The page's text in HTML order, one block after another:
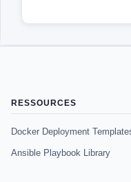
RESSOURCES
Docker Deployment
Ansible Playbook Library